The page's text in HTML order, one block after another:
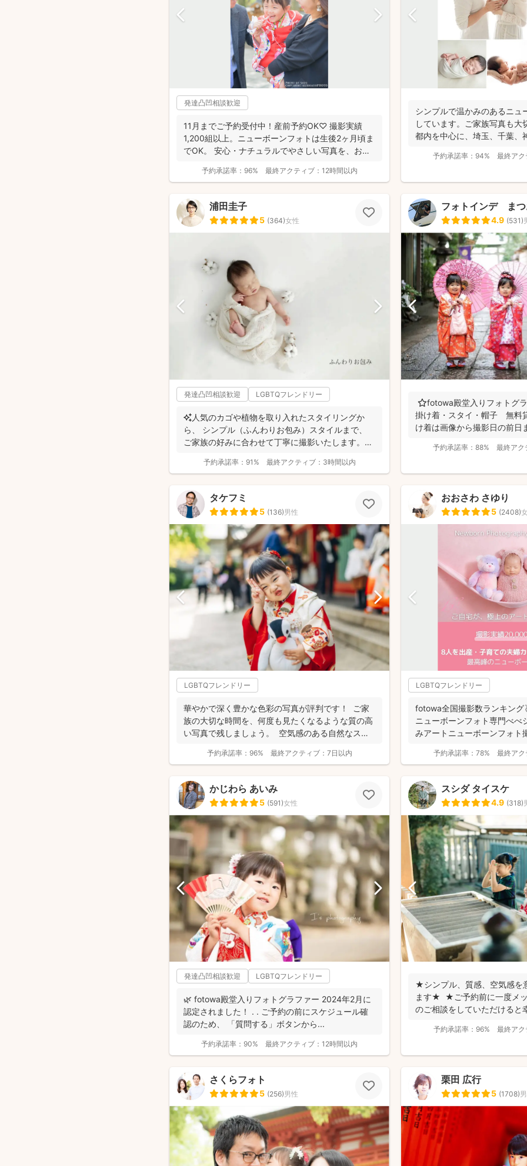
発達凸凹相談歓迎
11月までご予約受付中！産前予約OK♡ 撮影実績
1,200組以上。ニューボーンフォトは生後2ヶ月頃ま
でOK。 安心・ナチュラルでやさしい写真を、お子
予約承諾率： 96% 最終アクティブ： 12時間以内
シンプルで温かみのあるニュ
しています。ご家族写真も大
都内を中心に、埼玉、千葉、
予約承諾率： 94% 最終ア
浦田圭子
5 (364)女性
発達凸凹相談歓迎 LGBTQフレンドリー
✨人気のカゴや植物を取り入れたスタイリングか
ら、 シンプル（ふんわりお包み）スタイルまで、
ご家族の好みに合わせて丁寧に撮影いたします。
予約承諾率： 91% 最終アクティブ： 3時間以内
フォトインデ まつ
4.9 (531)
⭐️fotowa殿堂入りフォトグ
掛け着・スタイ・帽子 無料
け着は画像から撮影日の前日
予約承諾率： 88% 最終アク
タケフミ
5 (136)男性
LGBTQフレンドリー
華やかで深く豊かな色彩の写真が評判です！ ご家
族の大切な時間を、何度も見たくなるような質の高
い写真で残しましょう。 空気感のある自然なスナ
予約承諾率： 96% 最終アクティブ： 7日以内
おおさわ さゆり
5 (2408)
LGBTQフレンドリー
fotowa全国撮影数ランキング
ニューボーンフォト専門べべ
みアートニューボーンフォト
予約承諾率： 78% 最終アク
かじわら あいみ
5 (591)女性
発達凸凹相談歓迎 LGBTQフレンドリー
🌿 fotowa殿堂入りフォトグラファー 2024年2月に
認定されました！ . . ご予約の前にスケジュール確
認のため、 「質問する」ボタンから...
予約承諾率： 90% 最終アクティブ： 12時間以内
スシダ タイスケ
4.9 (318)
★シンプル、質感、空気感を
ます★ ★ご予約前に一度メ
のご相談をしていただける
予約承諾率： 96% 最終アク
さくらフォト
5 (256)男性
栗田 広行
5 (1708)